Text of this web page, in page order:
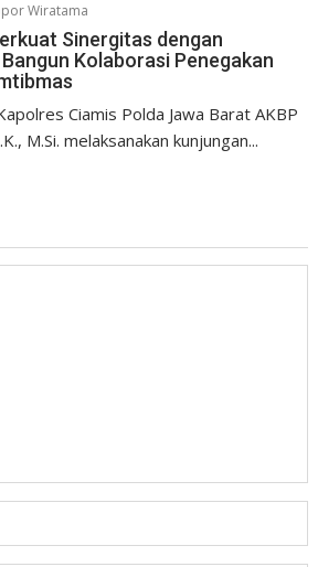
Wiratama
Sinergitas dengan
Kolaborasi Penegakan
Ciamis Polda Jawa Barat AKBP
M.Si. melaksanakan kunjungan...